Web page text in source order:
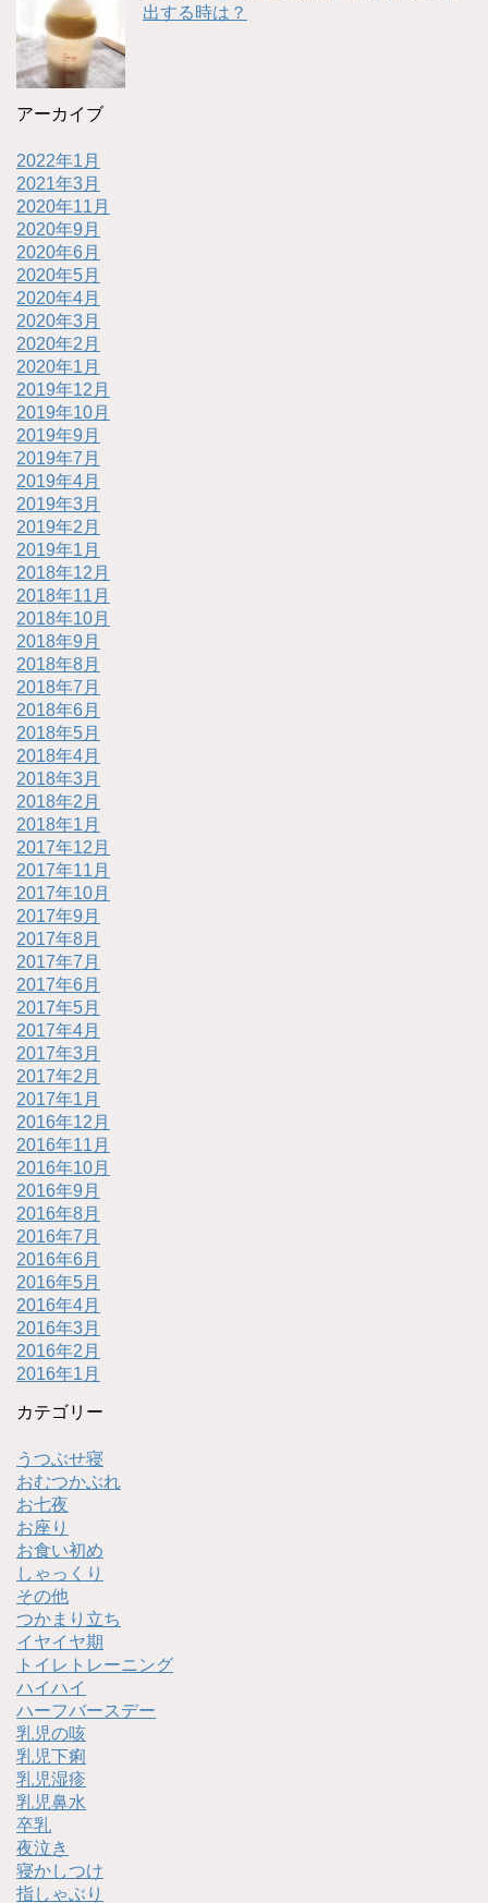
出する時は？
アーカイブ
2022年1月
2021年3月
2020年11月
2020年9月
2020年6月
2020年5月
2020年4月
2020年3月
2020年2月
2020年1月
2019年12月
2019年10月
2019年9月
2019年7月
2019年4月
2019年3月
2019年2月
2019年1月
2018年12月
2018年11月
2018年10月
2018年9月
2018年8月
2018年7月
2018年6月
2018年5月
2018年4月
2018年3月
2018年2月
2018年1月
2017年12月
2017年11月
2017年10月
2017年9月
2017年8月
2017年7月
2017年6月
2017年5月
2017年4月
2017年3月
2017年2月
2017年1月
2016年12月
2016年11月
2016年10月
2016年9月
2016年8月
2016年7月
2016年6月
2016年5月
2016年4月
2016年3月
2016年2月
2016年1月
カテゴリー
うつぶせ寝
おむつかぶれ
お七夜
お座り
お食い初め
しゃっくり
その他
つかまり立ち
イヤイヤ期
トイレトレーニング
ハイハイ
ハーフバースデー
乳児の咳
乳児下痢
乳児湿疹
乳児鼻水
卒乳
夜泣き
寝かしつけ
指しゃぶり